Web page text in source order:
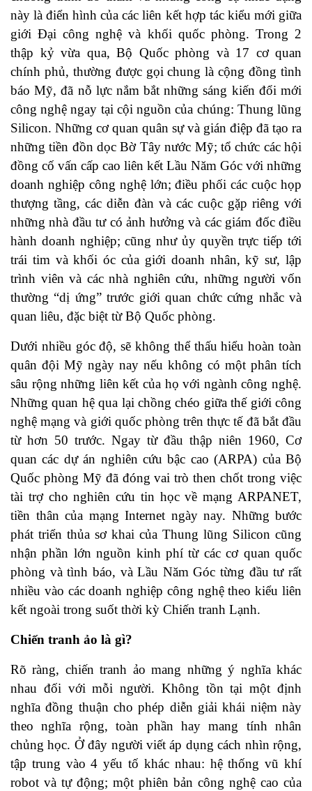
này là điển hình của các liên kết hợp tác kiểu mới giữa
giới Đại công nghệ và khối quốc phòng. Trong 2
thập kỷ vừa qua, Bộ Quốc phòng và 17 cơ quan
chính phủ, thường được gọi chung là cộng đồng tình
báo Mỹ, đã nỗ lực nắm bắt những sáng kiến đổi mới
công nghệ ngay tại cội nguồn của chúng: Thung lũng
Silicon. Những cơ quan quân sự và gián điệp đã tạo ra
những tiền đồn dọc Bờ Tây nước Mỹ; tổ chức các hội
đồng cố vấn cấp cao liên kết Lầu Năm Góc với những
doanh nghiệp công nghệ lớn; điều phối các cuộc họp
thượng tầng, các diễn đàn và các cuộc gặp riêng với
những nhà đầu tư có ảnh hưởng và các giám đốc điều
hành doanh nghiệp; cũng như ủy quyền trực tiếp tới
trái tim và khối óc của giới doanh nhân, kỹ sư, lập
trình viên và các nhà nghiên cứu, những người vốn
thường “dị ứng” trước giới quan chức cứng nhắc và
quan liêu, đặc biệt từ Bộ Quốc phòng.
Dưới nhiều góc độ, sẽ không thể thấu hiểu hoàn toàn
quân đội Mỹ ngày nay nếu không có một phân tích
sâu rộng những liên kết của họ với ngành công nghệ.
Những quan hệ qua lại chồng chéo giữa thế giới công
nghệ mạng và giới quốc phòng trên thực tế đã bắt đầu
từ hơn 50 trước. Ngay từ đầu thập niên 1960, Cơ
quan các dự án nghiên cứu bậc cao (ARPA) của Bộ
Quốc phòng Mỹ đã đóng vai trò then chốt trong việc
tài trợ cho nghiên cứu tin học về mạng ARPANET,
tiền thân của mạng Internet ngày nay. Những bước
phát triển thủa sơ khai của Thung lũng Silicon cũng
nhận phần lớn nguồn kinh phí từ các cơ quan quốc
phòng và tình báo, và Lầu Năm Góc từng đầu tư rất
nhiều vào các doanh nghiệp công nghệ theo kiểu liên
kết ngoài trong suốt thời kỳ Chiến tranh Lạnh.
Chiến tranh ảo là gì?
Rõ ràng, chiến tranh ảo mang những ý nghĩa khác
nhau đối với mỗi người. Không tồn tại một định
nghĩa đồng thuận cho phép diễn giải khái niệm này
theo nghĩa rộng, toàn phần hay mang tính nhân
chủng học. Ở đây người viết áp dụng cách nhìn rộng,
tập trung vào 4 yếu tố khác nhau: hệ thống vũ khí
robot và tự động; một phiên bản công nghệ cao của